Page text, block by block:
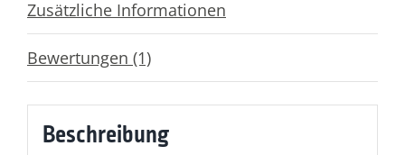
Zusätzliche Informationen
Bewertungen (1)
Beschreibung